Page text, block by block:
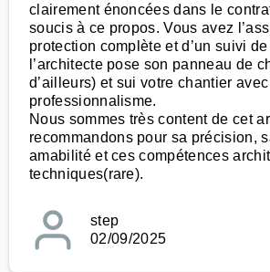
clairement énoncées dans le
soucis à ce propos. Vous avez
protection complète et d’un suivi
l’architecte pose son panneau de
d’ailleurs) et sui votre chantier
professionnalisme.
Nous sommes très content de cet
recommandons pour sa précision,
amabilité et ces compétences
techniques(rare).
step
02/09/2025